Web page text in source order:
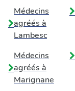
Médecins
agréés à
Lambesc
Médecins
agréés à
Marignane